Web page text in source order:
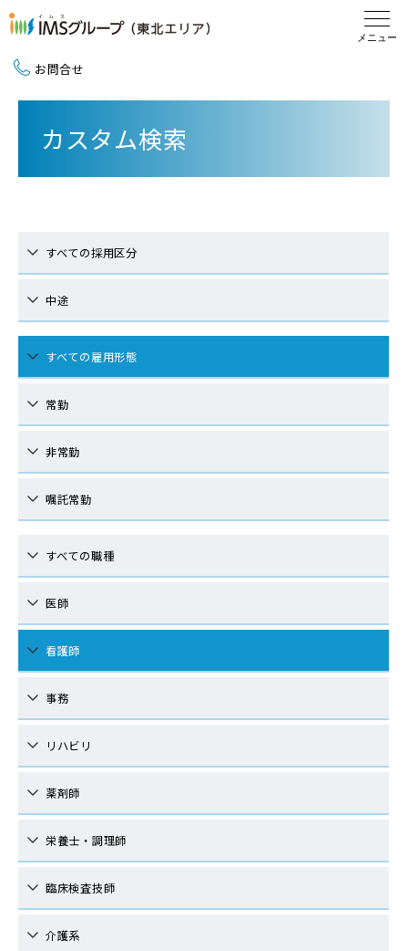
お問合せ
カスタム検索
すべての採用区分
中途
すべての雇用形態
常勤
非常勤
嘱託常勤
すべての職種
医師
看護師
事務
リハビリ
薬剤師
栄養士・調理師
臨床検査技師
介護系